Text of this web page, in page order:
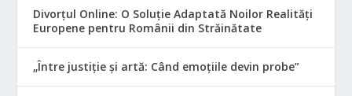
Divorțul Online: O Soluție Adaptată Noilor Realități
Europene pentru Românii din Străinătate
„Între justiție și artă: Când emoțiile devin probe”